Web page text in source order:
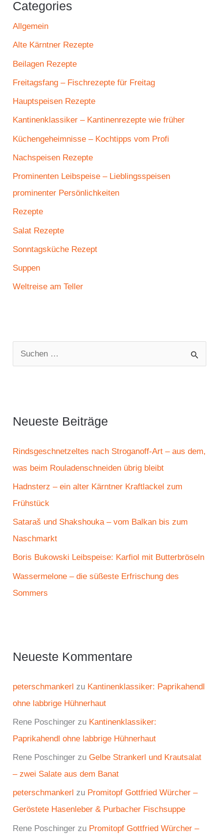
Categories
Allgemein
Alte Kärntner Rezepte
Beilagen Rezepte
Freitagsfang – Fischrezepte für Freitag
Hauptspeisen Rezepte
Kantinenklassiker – Kantinenrezepte wie früher
Küchengeheimnisse – Kochtipps vom Profi
Nachspeisen Rezepte
Prominenten Leibspeise – Lieblingsspeisen
prominenter Persönlichkeiten
Rezepte
Salat Rezepte
Sonntagsküche Rezept
Suppen
Weltreise am Teller
u
e
n
a
c
h
Neueste Beiträge
Rindsgeschnetzeltes nach Stroganoff-Art – aus dem,
was beim Rouladenschneiden übrig bleibt
Hadnsterz – ein alter Kärntner Kraftlackel zum
Frühstück
Sataraš und Shakshouka – vom Balkan bis zum
Naschmarkt
Boris Bukowski Leibspeise: Karfiol mit Butterbröseln
Wassermelone – die süßeste Erfrischung des
Sommers
Neueste Kommentare
peterschmankerl zu Kantinenklassiker: Paprikahendl
ohne labbrige Hühnerhaut
Rene Poschinger zu Kantinenklassiker:
Paprikahendl ohne labbrige Hühnerhaut
Rene Poschinger zuGelbe Strankerl und Krautsalat
– zwei Salate aus dem Banat
peterschmankerl zu Promitopf Gottfried Würcher –
Geröstete Hasenleber & Purbacher Fischsuppe
Rene Poschinger zu Promitopf Gottfried Würcher –